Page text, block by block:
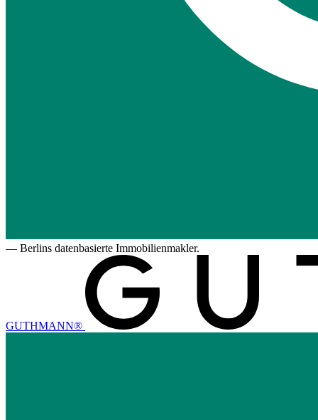
— Berlins datenbasierte Immobilienmakler.
GUTHMANN®